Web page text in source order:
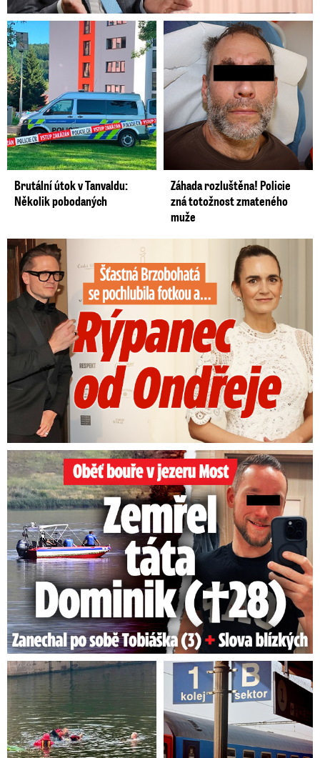
Brutální útok v Tanvaldu:
Několik pobodaných
Záhada rozluštěna! Policie
zná totožnost zmateného
muže
Šťastná Brzobohatá se pochlubila fotkou: Rýpanec od Ondřeje
Oběť bouře v jezeru Most: Zemřel táta Dominik (†28)